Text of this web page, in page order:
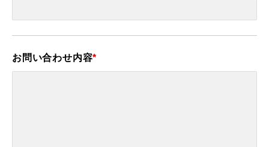
お問い合わせ内容*